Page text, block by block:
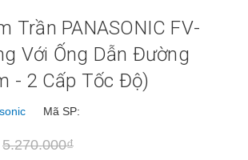
Trần PANASONIC FV-
Với Ống Dẫn Đường
- 2 Cấp Tốc Độ)
Mã SP:
5.270.000₫